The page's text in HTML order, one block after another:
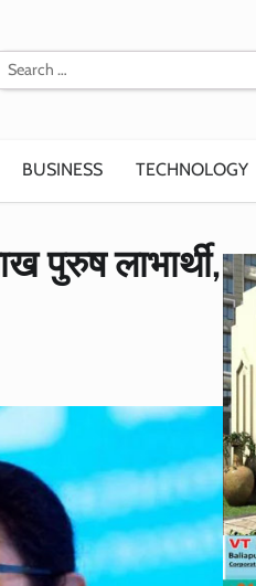
BUSINESS TECHNOLOGY
पुरुष लाभार्थी,